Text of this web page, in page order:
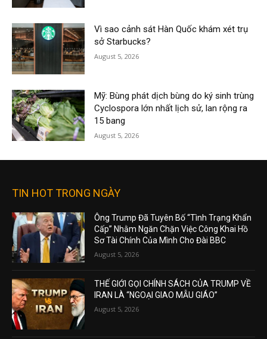
Vì sao cảnh sát Hàn Quốc khám xét trụ
sở Starbucks?
August 5, 2026
Mỹ: Bùng phát dịch bùng do ký sinh trùng
Cyclospora lớn nhất lịch sử, lan rộng ra
15 bang
August 5, 2026
TIN HOT TRONG NGÀY
Ông Trump Đã Tuyên Bố “Tình Trạng Khẩn
Cấp” Nhằm Ngăn Chặn Việc Công Khai Hồ
Sơ Tài Chính Của Mình Cho Đài BBC
August 5, 2026
THẾ GIỚI GỌI CHÍNH SÁCH CỦA TRUMP VỀ
IRAN LÀ “NGOẠI GIAO MẪU GIÁO”
August 5, 2026